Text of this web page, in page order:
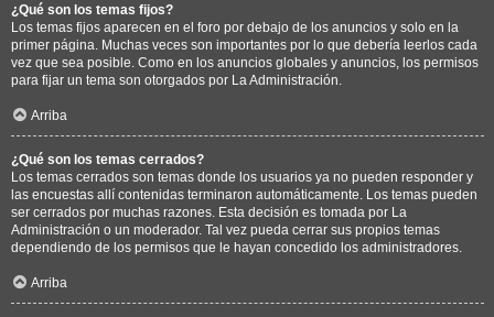
¿Qué son los temas fijos?
Los temas fijos aparecen en el foro por debajo de los anuncios y solo en la
primer página. Muchas veces son importantes por lo que debería leerlos cada
vez que sea posible. Como en los anuncios globales y anuncios, los permisos
para fijar un tema son otorgados por La Administración.
Arriba
¿Qué son los temas cerrados?
Los temas cerrados son temas donde los usuarios ya no pueden responder y
las encuestas allí contenidas terminaron automáticamente. Los temas pueden
ser cerrados por muchas razones. Esta decisión es tomada por La
Administración o un moderador. Tal vez pueda cerrar sus propios temas
dependiendo de los permisos que le hayan concedido los administradores.
Arriba